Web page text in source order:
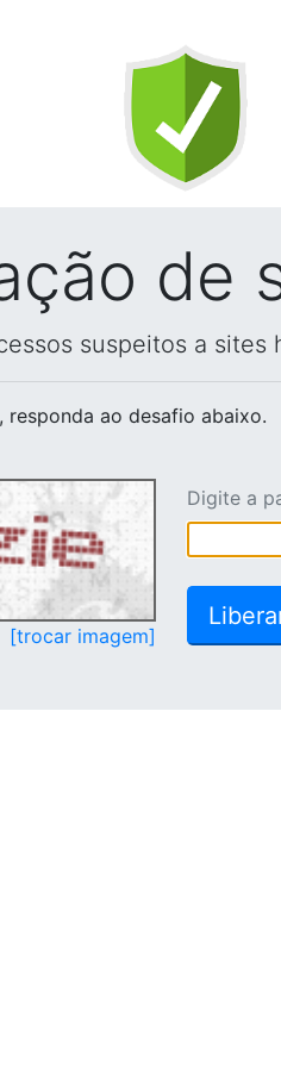
de
suspeitos a sites
, responda ao desafio abaixo.
[trocar imagem]
Digite a